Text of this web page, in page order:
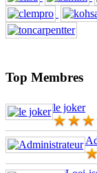
Top Membres
le joker